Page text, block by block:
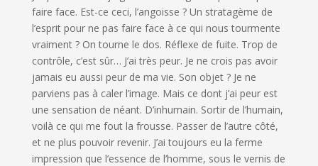
faire face. Est-ce ceci, l’angoisse ? Un stratagème de
l’esprit pour ne pas faire face à ce qui nous tourmente
vraiment ? On tourne le dos. Réflexe de fuite. Trop de
contrôle, c’est sûr… J’ai très peur. Je ne crois pas avoir
jamais eu aussi peur de ma vie. Son objet ? Je ne
parviens pas à caler l’image. Mais ce dont j’ai peur est
une sensation de néant. D’inhumain. Sortir de l’humain,
voilà ce qui me fout la frousse. Passer de l’autre côté,
et ne plus pouvoir revenir. J’ai toujours eu la ferme
impression que l’essence de l’homme, sous le vernis de